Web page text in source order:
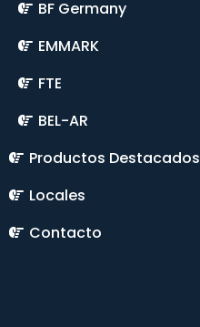
BF Germany
EMMARK
FTE
BEL-AR
Productos Destacados
Locales
Contacto